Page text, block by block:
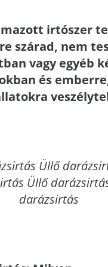
irtószer
szárad, nem
vagy egyéb
és
Üllő
Üllő
darázsirtás